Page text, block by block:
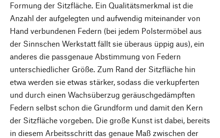
Formung der Sitzfläche. Ein Qualitätsmerkmal ist die
Anzahl der aufgelegten und aufwendig miteinander von
Hand verbundenen Federn (bei jedem Polstermöbel aus
der Sinnschen Werkstatt fällt sie überaus üppig aus), ein
anderes die passgenaue Abstimmung von Federn
unterschiedlicher Größe. Zum Rand der Sitzfläche hin
etwa werden sie etwas stärker, sodass die verkupferten
und durch einen Wachsüberzug geräuschgedämpften
Federn selbst schon die Grundform und damit den Kern
der Sitzfläche vorgeben. Die große Kunst ist dabei, bereits
in diesem Arbeitsschritt das genaue Maß zwischen der